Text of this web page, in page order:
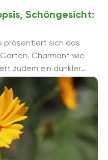
Schöngesicht:
präsentiert sich das
Charmant wie
zudem ein dunkler